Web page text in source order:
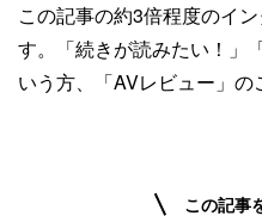
この記事の約3倍程度のイ
す。「続きが読みたい！」
いう方、「AVレビュー」の
この記事